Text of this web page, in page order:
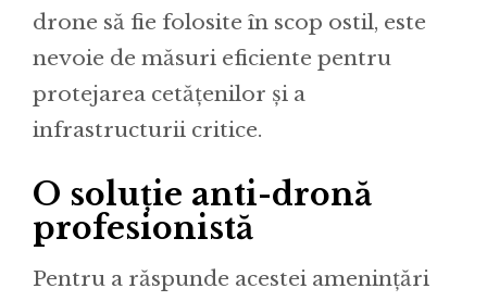
drone să fie folosite în scop ostil, este
nevoie de măsuri eficiente pentru
protejarea cetățenilor și a
infrastructurii critice.
O soluție anti-dronă
profesionistă
Pentru a răspunde acestei amenințări